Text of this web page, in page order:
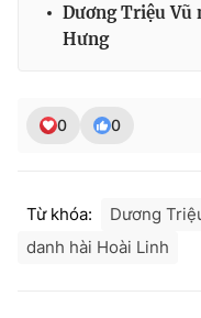
® Cấm sao chép dưới
thuận bằng văn bản.
Dương Triệu Vũ
Hưng
0 0
Từ khóa: Dương
danh hài Hoài Linh